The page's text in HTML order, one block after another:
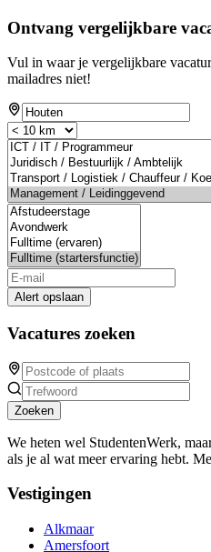
Ontvang vergelijkbare
Vul in waar je vergelijkbare
mailadres niet!
Alert opslaan
Vacatures zoeken
Zoeken
We heten wel StudentenWerk,
als je al wat meer ervaring hebt.
Vestigingen
Alkmaar
Amersfoort